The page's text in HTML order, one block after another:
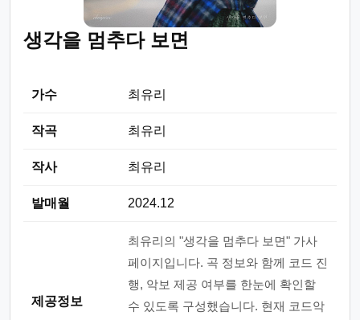
생각을 멈추다 보면
가수 최유리
작곡 최유리
작사 최유리
발매월 2024.12
제공정보
최유리의 "생각을 멈추다 보면" 가사
페이지입니다. 곡 정보와 함께 코드 진
행, 악보 제공 여부를 한눈에 확인할
수 있도록 구성했습니다. 현재 코드악